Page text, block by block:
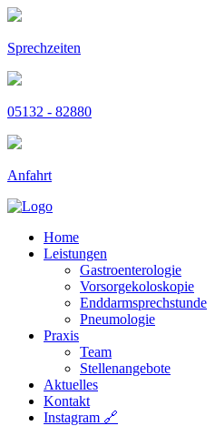
Sprechzeiten
05132 - 82880
Anfahrt
Home
Leistungen
Gastroenterologie
Vorsorgekoloskopie
Enddarmsprechstunde
Pneumologie
Praxis
Team
Stellenangebote
Aktuelles
Kontakt
Instagram 🔗